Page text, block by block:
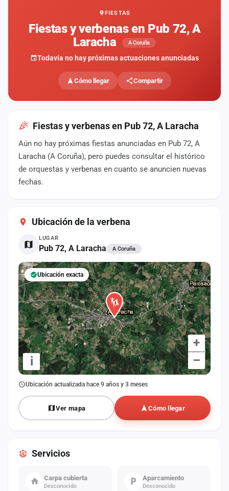
FIESTAS
Fiestas y verbenas en Pub 72, A
Laracha
A Coruña
Todavía no hay próximas actuaciones anunciadas
Cómo llegar Compartir
Fiestas y verbenas en Pub 72, A Laracha
Aún no hay próximas fiestas anunciadas en Pub 72, A
Laracha (A Coruña), pero puedes consultar el histórico
de orquestas y verbenas en cuanto se anuncien nuevas
fechas.
Ubicación de la verbena
LUGAR
Pub 72, A Laracha A Coruña
+
–
i
Ubicación exacta
Ubicación actualizada hace 9 años y 3 meses
Ver mapa Cómo llegar
Servicios
Carpa cubierta
Desconocido
Aparcamiento
Desconocido
fiestas
Componentes
Agencias
Rankings
Vídeos
Anuncios
Contacto